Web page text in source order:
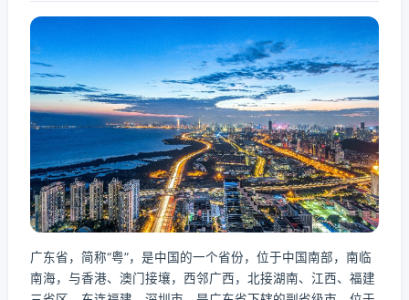
广东省，简称“粤”，是中国的一个省份，位于中国南部，南临
南海，与香港、澳门接壤，西邻广西，北接湖南、江西、福建